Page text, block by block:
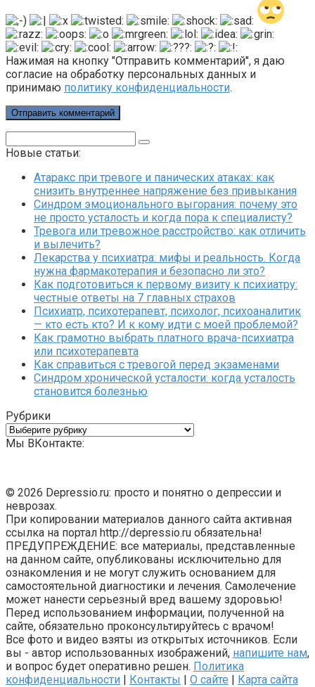
Нажимая на кнопку "Отправить комментарий", я даю
согласие на обработку персональных данных и
принимаю политику конфиденциальности.
Новые статьи:
Атаракс при тревоге и панических атаках: как
снизить внутреннее напряжение без привыкания
Синдром эмоционального выгорания: почему это
не просто усталость и когда пора к специалисту?
Тревога или тревожное расстройство: как отличить
и вылечить?
Лекарства у психиатра: мифы и реальность. Когда
нужна фармакотерапия и безопасно ли это?
Как подготовиться к первому визиту к психиатру:
честные ответы на 7 главных страхов
Психиатр, психотерапевт, психолог, психоаналитик
— кто есть кто? И к кому идти с моей проблемой?
Как грамотно выбрать платного врача-психиатра
или психотерапевта
Как справиться с тревогой перед экзаменами
Синдром хронической усталости: когда усталость
становится болезнью
Рубрики
Рубрики
Мы ВКонтакте:
© 2026 Depressio.ru: просто и понятно о депрессии и
неврозах.
При копировании материалов данного сайта активная
ссылка на портал http://depressio.ru обязательна!
ПРЕДУПРЕЖДЕНИЕ: все материалы, представленные
на данном сайте, опубликованы исключительно для
ознакомления и не могут служить основанием для
самостоятельной диагностики и лечения. Самолечение
может нанести серьезный вред вашему здоровью!
Перед использованием информации, полученной на
сайте, обязательно проконсультируйтесь с врачом!
Все фото и видео взяты из открытых источников. Если
вы - автор использованных изображений, напишите нам,
и вопрос будет оперативно решен. Политика
конфиденциальности | Контакты | О сайте | Карта сайта